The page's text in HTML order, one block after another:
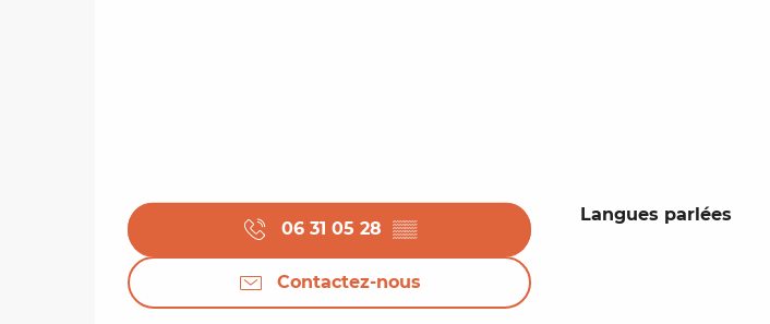
06 31 05 28 ▒▒
Contactez-nous
Langues parlées
Langues parlées